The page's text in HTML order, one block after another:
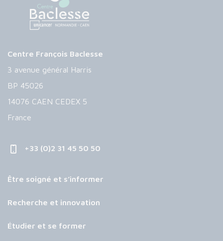
Centre François Baclesse
3 avenue général Harris
BP 45026
14076 CAEN CEDEX 5
France
+33 (0)2 31 45 50 50
Être soigné et s’informer
Recherche et innovation
Étudier et se former